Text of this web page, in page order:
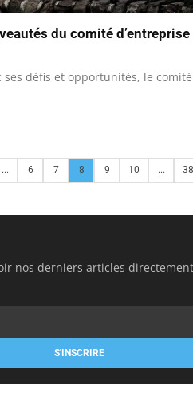
du comité d’entreprise
ses défis et opportunités, le
... 6 7 8 9 10 ... 38
nos derniers articles
S'INSCRIRE